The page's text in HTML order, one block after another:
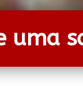
uma